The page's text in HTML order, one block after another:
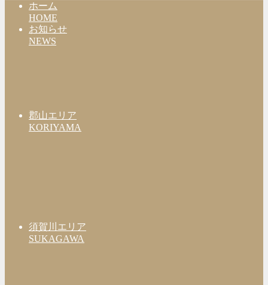
ホーム
HOME
お知らせ
NEWS
郡山エリア
KORIYAMA
須賀川エリア
SUKAGAWA